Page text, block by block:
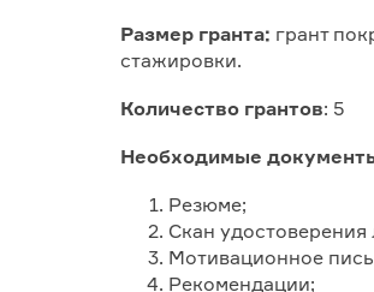
Размер гранта: грант
стажировки.
Количество грантов: 5
Необходимые
Резюме;
Скан удостоверения
Мотивационное
Рекомендации;